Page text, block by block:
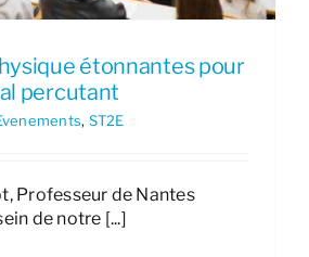
étonnantes pour
percutant
, ST2E
Professeur de Nantes
de notre [...]